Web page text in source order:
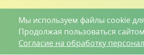
Мы используем файлы cookie
Продолжая пользоваться
Согласие на обработку